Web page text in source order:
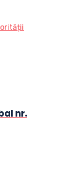
nr.